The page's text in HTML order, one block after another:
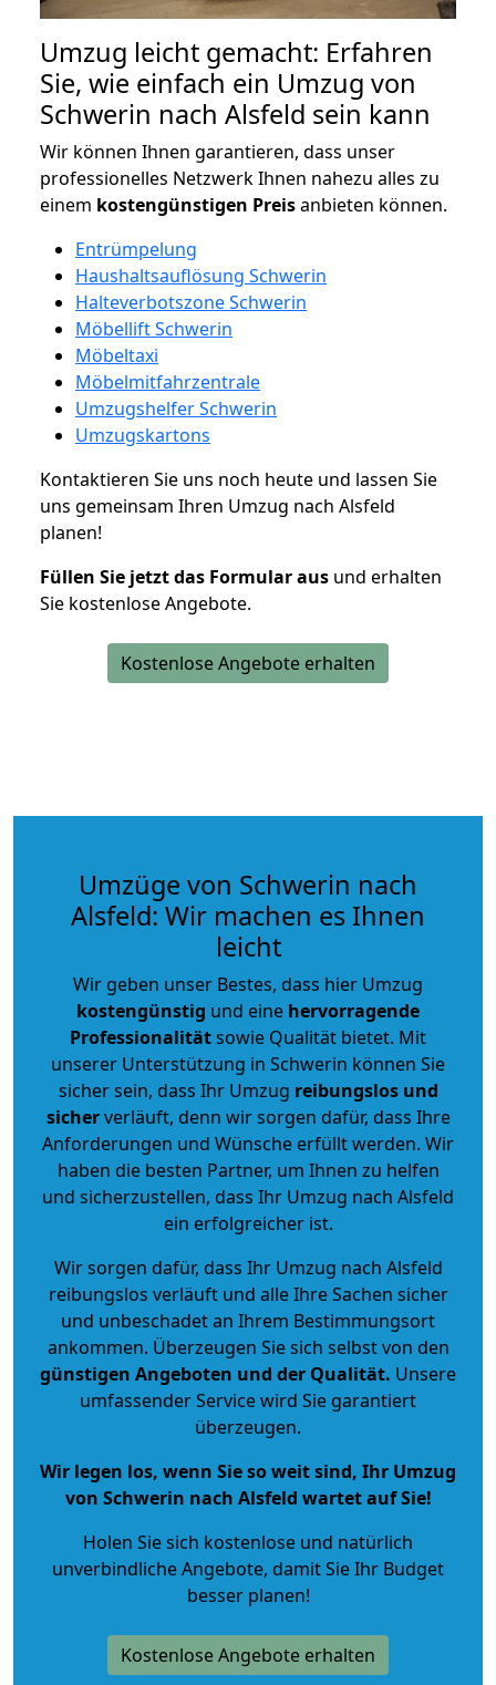
Umzug leicht gemacht: Erfahren
Sie, wie einfach ein Umzug von
Schwerin nach Alsfeld sein kann
Wir können Ihnen garantieren, dass unser
professionelles Netzwerk Ihnen nahezu alles zu
einem kostengünstigen Preisanbieten können.
Entrümpelung
Haushaltsauflösung Schwerin
Halteverbotszone Schwerin
Möbellift Schwerin
Möbeltaxi
Möbelmitfahrzentrale
Umzugshelfer Schwerin
Umzugskartons
Kontaktieren Sie uns noch heute und lassen Sie
uns gemeinsam Ihren Umzug nach Alsfeld
planen!
Füllen Sie jetzt das Formular aus und erhalten
Sie kostenlose Angebote.
Kostenlose Angebote erhalten
Umzüge von Schwerin nach
Alsfeld: Wir machen es Ihnen
leicht
Wir geben unser Bestes, dass hier Umzug
kostengünstig und eine hervorragende
Professionalitätsowie Qualität bietet. Mit
unserer Unterstützung in Schwerin können Sie
sicher sein, dass Ihr Umzug reibungslos und
sicherverläuft, denn wir sorgen dafür, dass Ihre
Anforderungen und Wünsche erfüllt werden. Wir
haben die besten Partner, um Ihnen zu helfen
und sicherzustellen, dass Ihr Umzug nach Alsfeld
ein erfolgreicher ist.
Wir sorgen dafür, dass Ihr Umzug nach Alsfeld
reibungslos verläuft und alle Ihre Sachen sicher
und unbeschadet an Ihrem Bestimmungsort
ankommen. Überzeugen Sie sich selbst von den
günstigen Angeboten und der Qualität. Unsere
umfassender Service wird Sie garantiert
überzeugen.
Wir legen los, wenn Sie so weit sind, Ihr Umzug
von Schwerin nach Alsfeld wartet auf Sie!
Holen Sie sich kostenlose und natürlich
unverbindliche Angebote, damit Sie Ihr Budget
besser planen!
Kostenlose Angebote erhalten